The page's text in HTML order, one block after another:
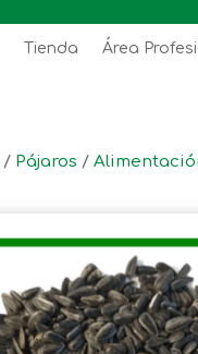
Tienda Área
/ Pájaros /